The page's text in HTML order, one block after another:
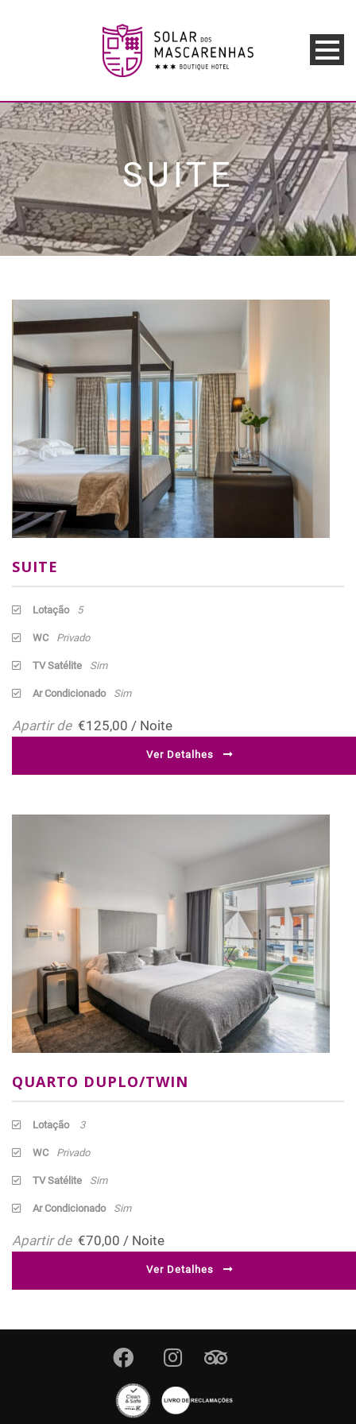
SUITE
SUITE
Lotação 5
WC Privado
TV Satélite Sim
Ar Condicionado Sim
Apartir de €125,00 / Noite
Ver Detalhes
QUARTO DUPLO/TWIN
Lotação 3
WC Privado
TV Satélite Sim
Ar Condicionado Sim
Apartir de €70,00 / Noite
Ver Detalhes